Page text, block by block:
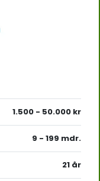
1.500 - 50.000 kr
9 - 199 mdr.
21 år